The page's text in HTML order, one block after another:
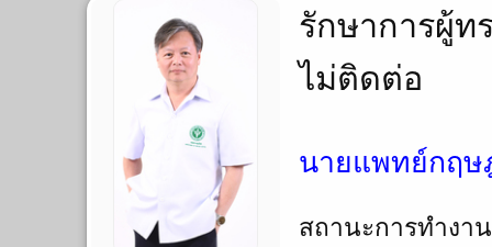
รักษาการผู้
ไม่ติดต่อ
นายแพทย์กฤษ
สถานะการทำงา